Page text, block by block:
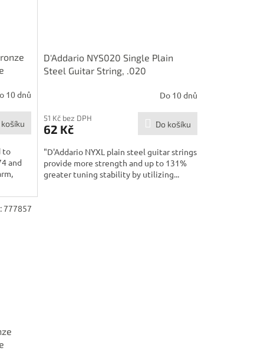
10 dnů
košíku
to
and
D'Addario NYS020 Single Plain
Steel Guitar String, .020
Do 10 dnů
51 Kč bez DPH
62 Kč Do košíku
"D'Addario NYXL plain steel guitar strings
provide more strength and up to 131%
greater tuning stability by utilizing...
777857